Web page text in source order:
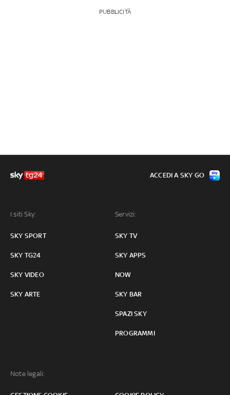
PUBBLICITÀ
I siti Sky:
SKY SPORT
SKY TG24
SKY VIDEO
SKY ARTE
Servizi:
SKY TV
SKY APPS
NOW
SKY BAR
SPAZI SKY
PROGRAMMI
Note legali:
ACCEDI A SKY GO